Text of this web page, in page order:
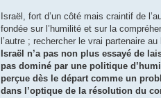
Israël, fort d’un côté mais craintif de
fondée sur l’humilité et sur la
l’autre ; rechercher le vrai partenaire
Israël n’a pas non plus essayé de
pas dominé par une politique
perçue dès le départ comme un
dans l’optique de la résolution du